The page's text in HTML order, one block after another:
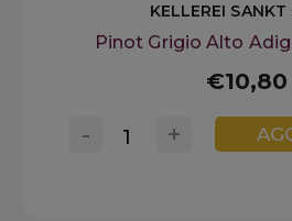
KELLEREI SANKT
Pinot Grigio Alto
€10,80
+
-